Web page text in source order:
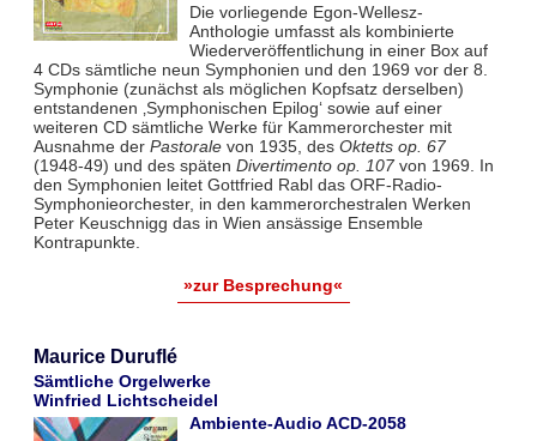
Die vorliegende Egon-Wellesz-
Anthologie umfasst als kombinierte
Wiederveröffentlichung in einer Box auf
4 CDs sämtliche neun Symphonien und den 1969 vor der 8.
Symphonie (zunächst als möglichen Kopfsatz derselben)
entstandenen ‚Symphonischen Epilog‘ sowie auf einer
weiteren CD sämtliche Werke für Kammerorchester mit
Ausnahme der Pastoralevon 1935, des Oktetts op. 67
(1948-49) und des späten Divertimento op. 107von 1969. In
den Symphonien leitet Gottfried Rabl das ORF-Radio-
Symphonieorchester, in den kammerorchestralen Werken
Peter Keuschnigg das in Wien ansässige Ensemble
Kontrapunkte.
»zur Besprechung«
Maurice Duruflé
Sämtliche Orgelwerke
Winfried Lichtscheidel
Ambiente-Audio ACD-2058